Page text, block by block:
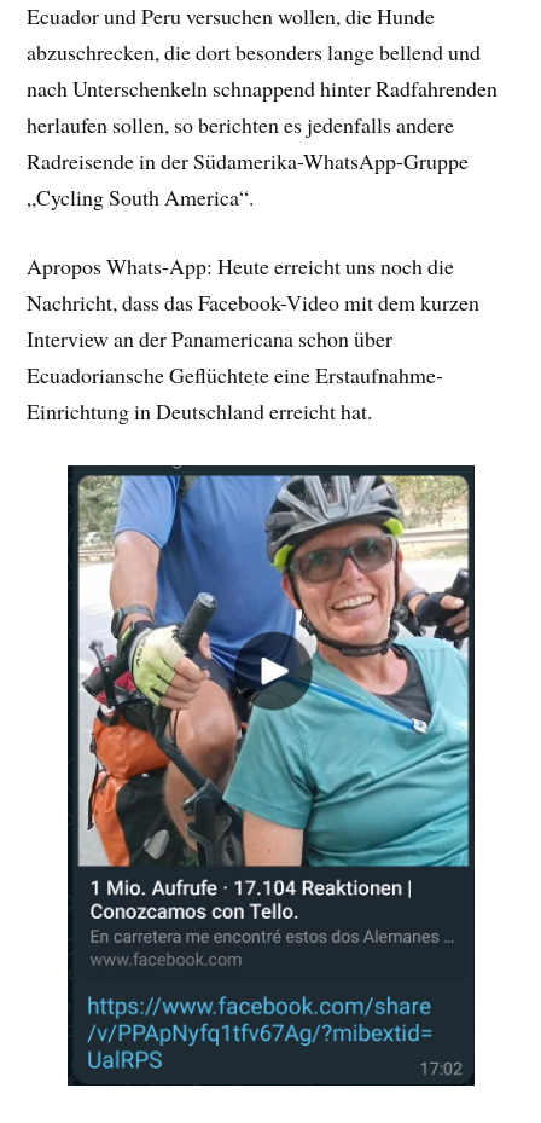
Ecuador und Peru versuchen wollen, die Hunde
abzuschrecken, die dort besonders lange bellend und
nach Unterschenkeln schnappend hinter Radfahrenden
herlaufen sollen, so berichten es jedenfalls andere
Radreisende in der Südamerika-WhatsApp-Gruppe
„Cycling South America“.
Apropos Whats-App: Heute erreicht uns noch die
Nachricht, dass das Facebook-Video mit dem kurzen
Interview an der Panamericana schon über
Ecuadoriansche Geflüchtete eine Erstaufnahme-
Einrichtung in Deutschland erreicht hat.